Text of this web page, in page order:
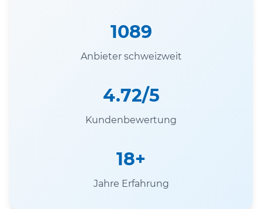
1089
Anbieter schweizweit
4.72/5
Kundenbewertung
18+
Jahre Erfahrung